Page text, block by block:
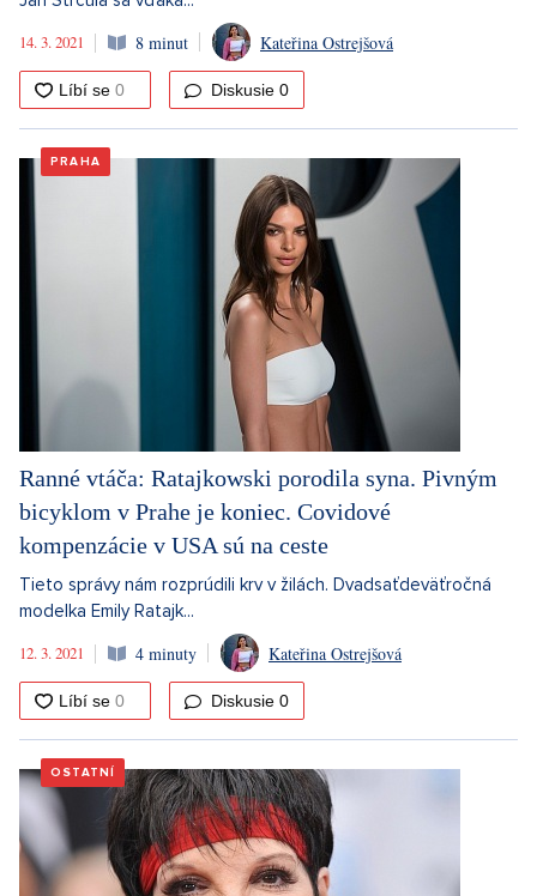
14. 3. 2021
8 minut Kateřina Ostrejšová
Diskusie 0
PRAHA
Ranné vtáča: Ratajkowski porodila syna. Pivným
bicyklom v Prahe je koniec. Covidové
kompenzácie v USA sú na ceste
Tieto správy nám rozprúdili krv v žilách. Dvadsaťdeväťročná
modelka Emily Ratajk...
12. 3. 2021
4 minuty Kateřina Ostrejšová
Diskusie 0
OSTATNÍ